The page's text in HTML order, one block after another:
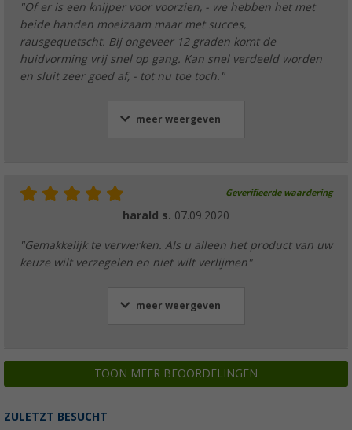
"Of er is een knijper voor voorzien, - we hebben het met
beide handen moeizaam maar met succes,
rausgequetscht. Bij ongeveer 12 graden komt de
huidvorming vrij snel op gang. Kan snel verdeeld worden
en sluit zeer goed af, - tot nu toe toch."
meer weergeven
Geverifieerde waardering
harald s. 07.09.2020
"Gemakkelijk te verwerken. Als u alleen het product van uw
keuze wilt verzegelen en niet wilt verlijmen"
meer weergeven
TOON MEER BEOORDELINGEN
ZULETZT BESUCHT